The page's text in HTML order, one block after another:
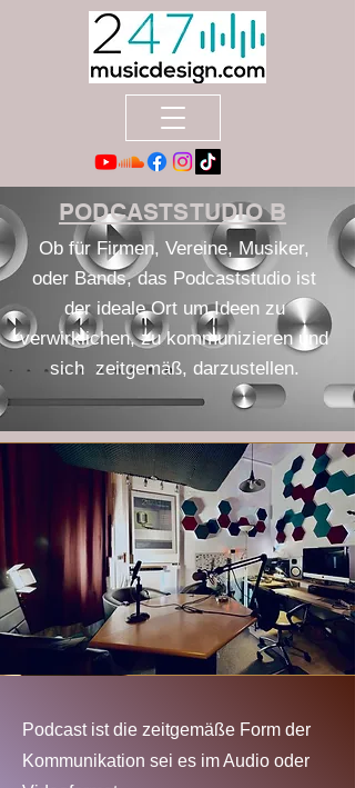
PODCASTSTUDIO B
Ob für Firmen, Vereine, Musiker,
oder Bands, das Podcaststudio ist
der ideale Ort um Ideen zu
verwirklichen, zukommunizieren und
sich zeitgemäß, darzustellen.
Podcast ist die zeitgemäße Form der
Kommunikation sei es im Audio oder